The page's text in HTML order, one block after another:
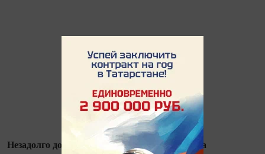
Незадолго до Дня Победы вышла в свет книга